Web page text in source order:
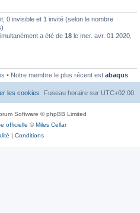
0 invisible et 1 invité (selon le nombre
a été de 18 le mer. avr. 01 2020,
• Notre membre le plus récent est abaqus
Fuseau horaire sur UTC+02:00
les cookies
Software © phpBB Limited
officielle ©Miles Cellar
| Conditions